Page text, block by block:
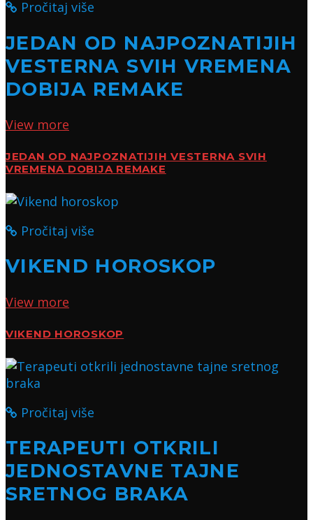
Pročitaj više
JEDAN OD NAJPOZNATIJIH
VESTERNA SVIH VREMENA
DOBIJA REMAKE
View more
JEDAN OD NAJPOZNATIJIH VESTERNA SVIH
VREMENA DOBIJA REMAKE
Pročitaj više
VIKEND HOROSKOP
View more
VIKEND HOROSKOP
Pročitaj više
TERAPEUTI OTKRILI
JEDNOSTAVNE TAJNE
SRETNOG BRAKA